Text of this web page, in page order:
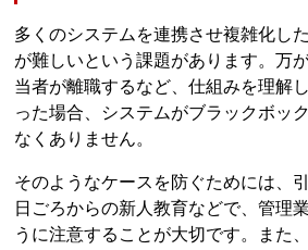
多くのシステムを連携させ複雑化し
が難しいという課題があります。万
当者が離職するなど、仕組みを理解
った場合、システムがブラックボッ
なくありません。
そのようなケースを防ぐためには、
日ごろからの新人教育などで、管理
うに注意することが大切です。また